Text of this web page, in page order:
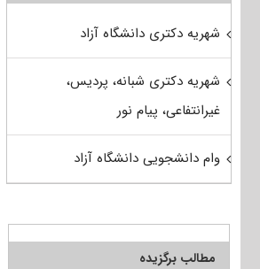
شهریه دکتری دانشگاه آزاد
شهریه دکتری شبانه، پردیس،
غیرانتفاعی، پیام نور
وام دانشجویی دانشگاه آزاد
مطالب برگزیده